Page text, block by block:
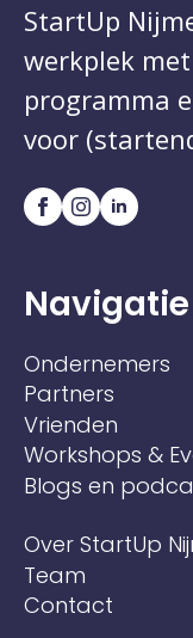
StartUp
werkplek
programma
voor
Navigatie
Ondernemers
Partners
Vrienden
Workshops &
Blogs en
Over StartUp
Team
Contact